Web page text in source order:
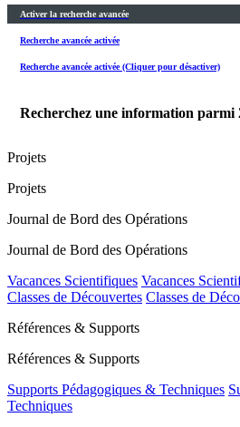
Activer la recherche avancée
Recherche avancée activée
Recherche avancée activée (Cliquer pour désactiver)
Recherchez une information parmi
Projets
Projets
Journal de Bord des Opérations
Journal de Bord des Opérations
Vacances Scientifiques Vacances
Classes de Découvertes Classes de
Références & Supports
Références & Supports
Supports Pédagogiques & Techniques
Techniques